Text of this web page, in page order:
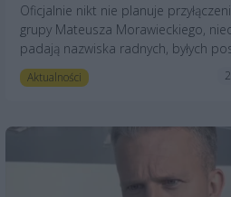
Oficjalnie nikt nie planuje
grupy Mateusza Morawieckiego,
padają nazwiska radnych, byłych
Aktualności